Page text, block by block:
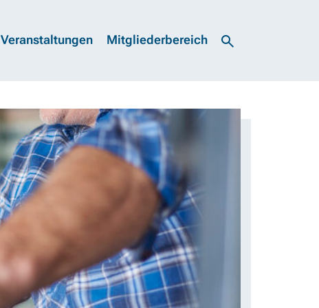
Veranstaltungen Mitgliederbereich